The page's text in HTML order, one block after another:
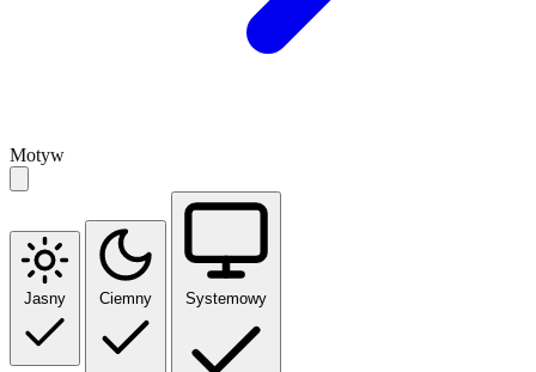
Motyw
Jasny Ciemny Systemowy